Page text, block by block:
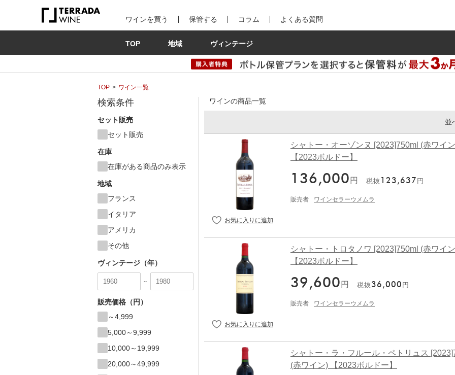
ワインを買う 保管する コラム よくある質問
TOP 地域 ヴィンテージ
TOP ワイン一覧
検索条件
セット販売
セット販売
在庫
在庫がある商品のみ表示
地域
フランス
イタリア
アメリカ
その他
ヴィンテージ（年）
～
販売価格（円）
～4,999
5,000～9,999
10,000～19,999
20,000～49,999
ワインの商品一覧
並
シャトー・オーゾンヌ [2023]750ml (赤ワイ
【2023ボルドー】
136,000 円 税抜 123,637 円
販売者 ワインセラーウメムラ
シャトー・トロタノワ [2023]750ml (赤ワイ
【2023ボルドー】
39,600 円 税抜36,000 円
販売者 ワインセラーウメムラ
シャトー・ラ・フルール・ペトリュス
(赤ワイン) 【2023ボルドー】